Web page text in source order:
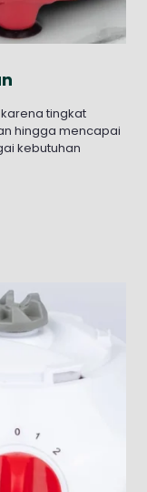
tingkat
hingga mencapai
kebutuhan